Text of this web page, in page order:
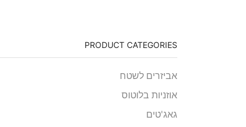
PRODUCT CATEGORIES
אביזרים לשטח
אוזניות בלוטוס
גאג'טים